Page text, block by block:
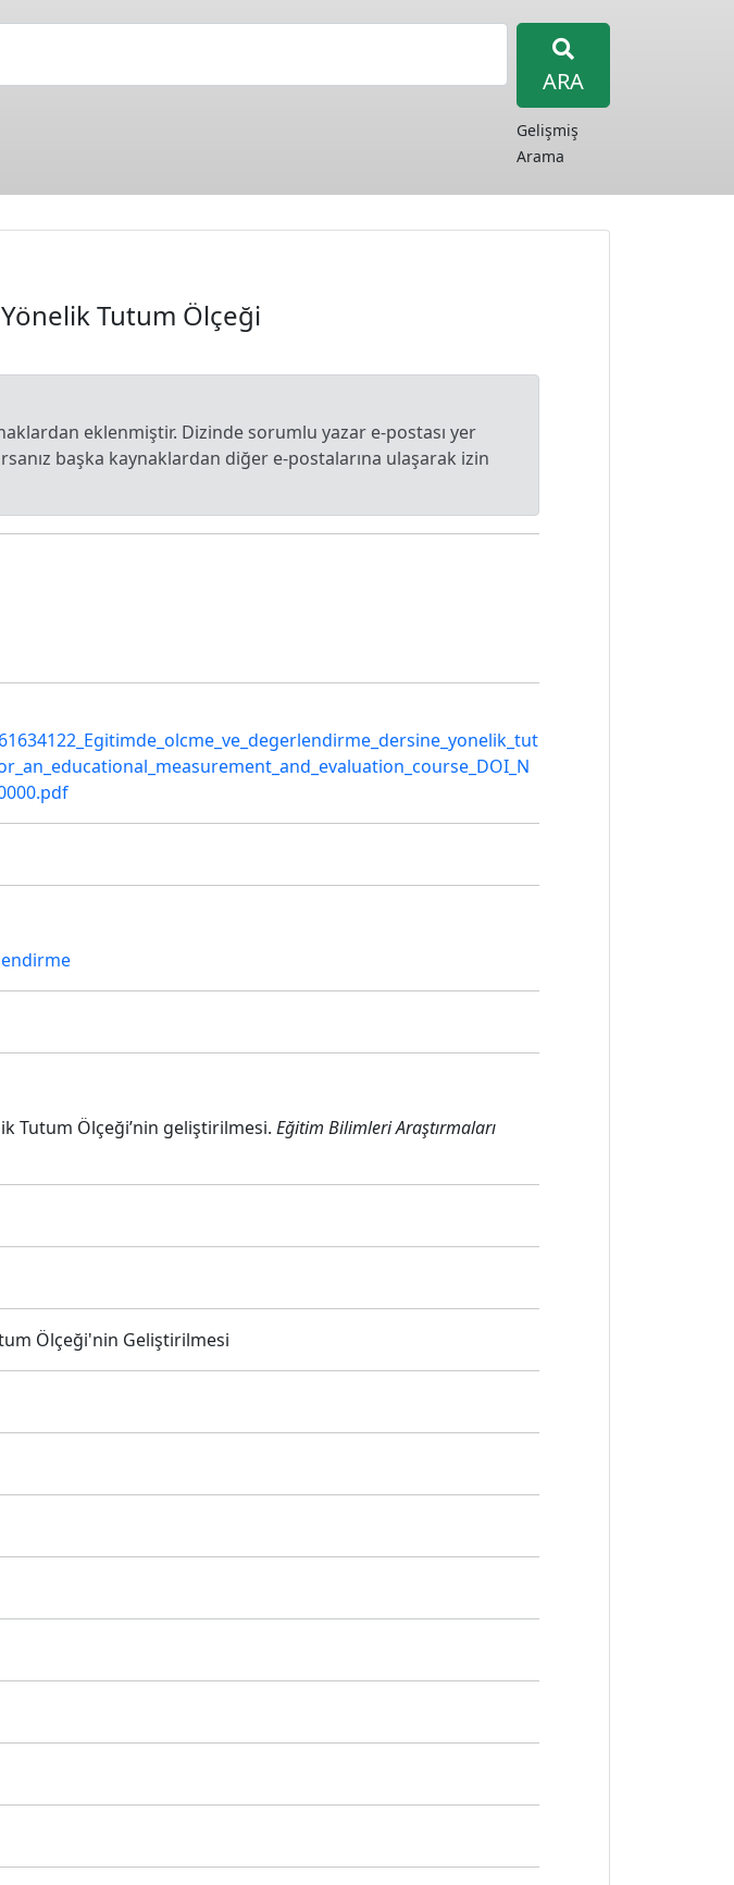
ARA
Gelişmiş
Arama
Tutum Ölçeği
eklenmiştir. Dizinde sorumlu yazar e-postası yer
başka kaynaklardan diğer e-postalarına ulaşarak izin
Tutum Ölçeği’nin geliştirilmesi. Eğitim Bilimleri Araştırmaları
Ölçeği'nin Geliştirilmesi